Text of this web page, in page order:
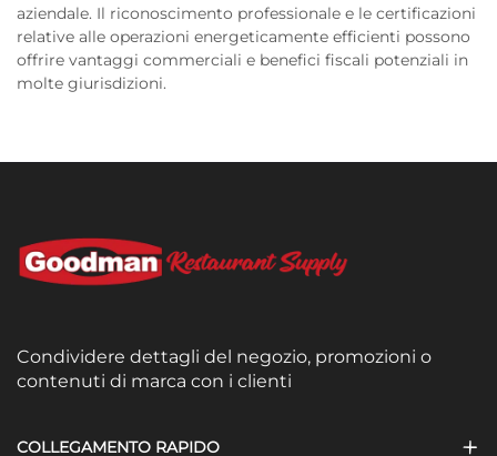
aziendale. Il riconoscimento professionale e le certificazioni
relative alle operazioni energeticamente efficienti possono
offrire vantaggi commerciali e benefici fiscali potenziali in
molte giurisdizioni.
Condividere dettagli del negozio, promozioni o
contenuti di marca con i clienti
COLLEGAMENTO RAPIDO